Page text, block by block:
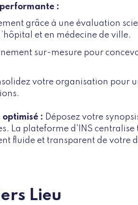
:
grâce à une évaluation
et en médecine de ville.
sur-mesure pour
votre organisation pour
optimisé : Déposez votre
La plateforme d'INS
fluide et transparent de votre
Lieu